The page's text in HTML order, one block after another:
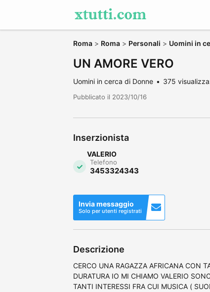
Roma > Roma > Personali > Uomini in
UN AMORE VERO
Uomini in cerca di Donne 375
Pubblicato il 2023/10/16
Inserzionista
VALERIO
Telefono
3453324343
Invia messaggio
Solo per utenti registrati
Descrizione
CERCO UNA RAGAZZA AFRICANA CON
DURATURA IO MI CHIAMO VALERIO
TANTI INTERESSI FRA CUI MUSICA (